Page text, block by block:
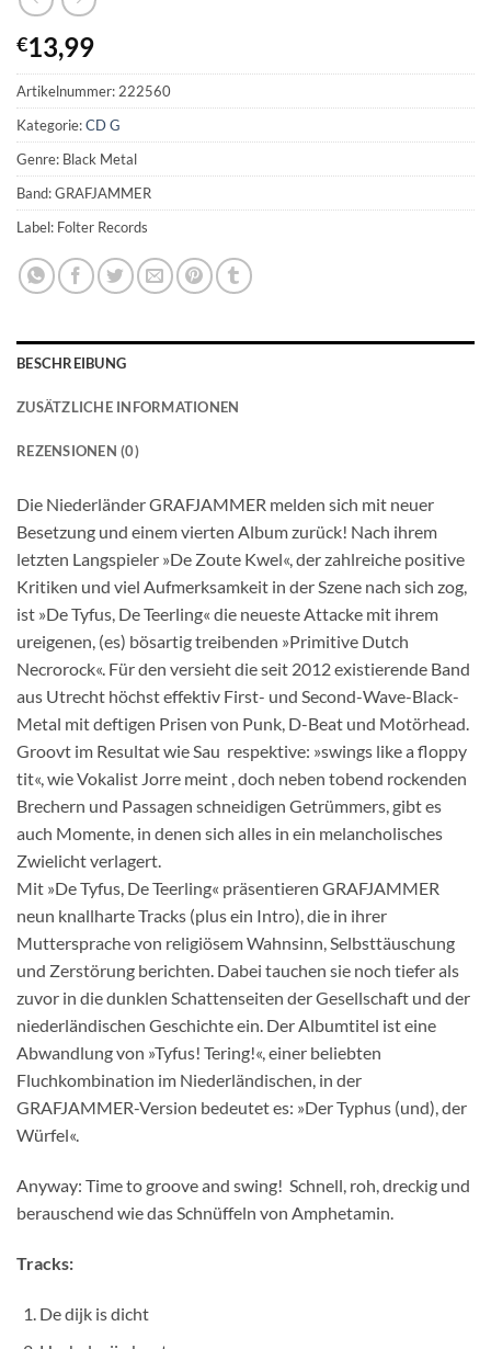
€13,99
Artikelnummer:222560
Kategorie:CD G
Genre: Black Metal
Band: GRAFJAMMER
Label: Folter Records
BESCHREIBUNG
ZUSÄTZLICHE INFORMATIONEN
REZENSIONEN (0)
Die Niederländer GRAFJAMMER melden sich mit neuer
Besetzung und einem vierten Album zurück! Nach ihrem
letzten Langspieler »De Zoute Kwel«, der zahlreiche positive
Kritiken und viel Aufmerksamkeit in der Szene nach sich zog,
ist »De Tyfus, De Teerling« die neueste Attacke mit ihrem
ureigenen, (es) bösartig treibenden »Primitive Dutch
Necrorock«. Für den versieht die seit 2012 existierende Band
aus Utrecht höchst effektiv First- und Second-Wave-Black-
Metal mit deftigen Prisen von Punk, D-Beat und Motörhead.
Groovt im Resultat wie Sau  respektive: »swings like a floppy
tit«, wie Vokalist Jorre meint , doch neben tobend rockenden
Brechern und Passagen schneidigen Getrümmers, gibt es
auch Momente, in denen sich alles in ein melancholisches
Zwielicht verlagert.
Mit »De Tyfus, De Teerling« präsentieren GRAFJAMMER
neun knallharte Tracks (plus ein Intro), die in ihrer
Muttersprache von religiösem Wahnsinn, Selbsttäuschung
und Zerstörung berichten. Dabei tauchen sie noch tiefer als
zuvor in die dunklen Schattenseiten der Gesellschaft und der
niederländischen Geschichte ein. Der Albumtitel ist eine
Abwandlung von »Tyfus! Tering!«, einer beliebten
Fluchkombination im Niederländischen, in der
GRAFJAMMER-Version bedeutet es: »Der Typhus (und), der
Würfel«.
Anyway: Time to groove and swing!  Schnell, roh, dreckig und
berauschend wie das Schnüffeln von Amphetamin.
Tracks:
De dijk is dicht